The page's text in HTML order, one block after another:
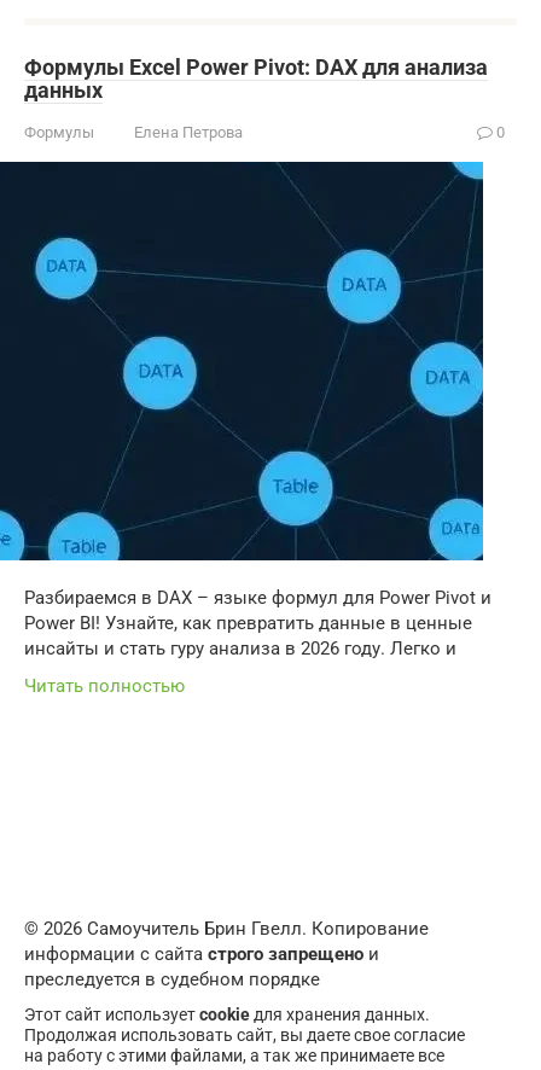
Формулы Excel Power Pivot: DAX для анализа
данных
Формулы Елена Петрова 0
Разбираемся в DAX – языке формул для Power Pivot и
Power BI! Узнайте, как превратить данные в ценные
инсайты и стать гуру анализа в 2026 году. Легко и
Читать полностью
© 2026 Самоучитель Брин Гвелл. Копирование
информации с сайта строго запрещено и
преследуется в судебном порядке
Этот сайт используетcookie для хранения данных.
Продолжая использовать сайт, вы даете свое согласие
на работу с этими файлами, а так же принимаете все